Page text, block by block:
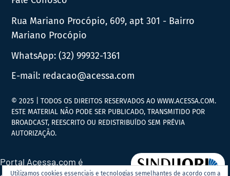
Rua Mariano Procópio, 609, apt 301 - Bairro
Mariano Procópio
WhatsApp:(32) 99932-1361
E-mail: redacao@acessa.com
Utilizamos cookies essenciais e tecnologias semelhantes de acordo com a
© 2025 | TODOS OS DIREITOS RESERVADOS AO WWW.ACESSA.COM.
ESTE MATERIAL NÃO PODE SER PUBLICADO, TRANSMITIDO POR
BROADCAST, REESCRITO OU REDISTRIBUÍDO SEM PRÉVIA
AUTORIZAÇÃO.
Portal Acessa.com é